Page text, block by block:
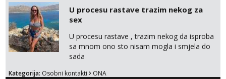
Tel:064/677-677
Anđela
Čekam tvoj poziv!
Tel:064/677-677- Kod: #142
U procesu rastave trazim nekog za
sex
U procesu rastave , trazim nekog da isproba
sa mnom ono sto nisam mogla i smjela do
sada
Kategorija: Osobni kontakti ONA